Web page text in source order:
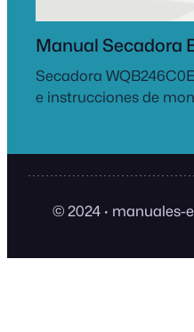
Manual Secadora
Secadora
e instrucciones de
© 2024 · manuales-